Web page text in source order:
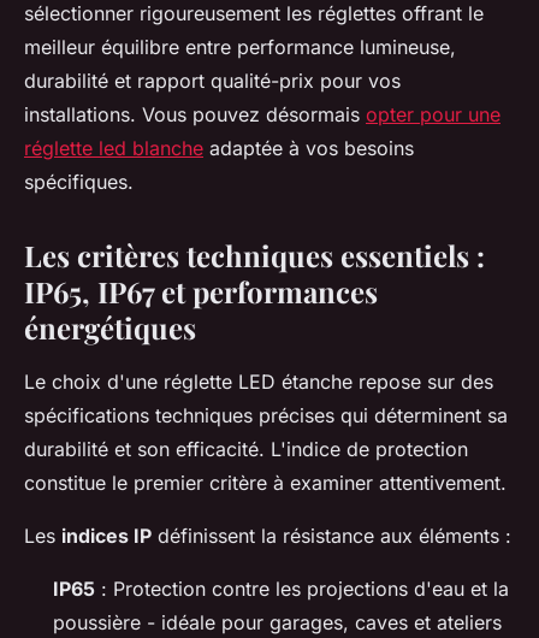
sélectionner rigoureusement les réglettes offrant le
meilleur équilibre entre performance lumineuse,
durabilité et rapport qualité-prix pour vos
installations. Vous pouvez désormais opter pour une
réglette led blanche adaptée à vos besoins
spécifiques.
Les critères techniques essentiels :
IP65, IP67 et performances
énergétiques
Le choix d'une réglette LED étanche repose sur des
spécifications techniques précises qui déterminent sa
durabilité et son efficacité. L'indice de protection
constitue le premier critère à examiner attentivement.
Les indices IP définissent la résistance aux éléments :
IP65 : Protection contre les projections d'eau et la
poussière - idéale pour garages, caves et ateliers